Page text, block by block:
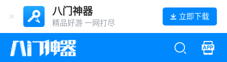
八门神器
精品好游 一网打尽
立即下载